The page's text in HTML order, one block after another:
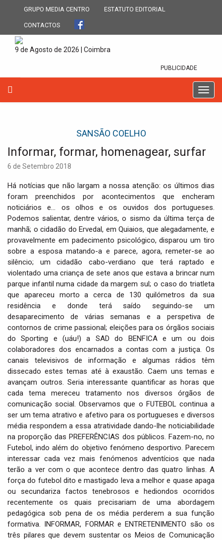
GRUPO MEDIA CENTRO ESTATUTO EDITORIAL
CONTACTOS
9 de Agosto de 2026 | Coimbra
PUBLICIDADE
T
o
n
i
g
a
i
o
SANSÃO COELHO
Informar, formar, homenagear, surfar
6 de Setembro 2018
Há notícias que não largam a nossa atenção: os últimos dias
foram preenchidos por acontecimentos que encheram
noticiários e… os olhos e os ouvidos dos portugueses.
Podemos salientar, dentre vários, o sismo da última terça de
manhã; o cidadão do Ervedal, em Quiaios, que alegadamente, e
provavelmente em padecimento psicológico, disparou um tiro
sobre a esposa matando-a e parece, agora, remeter-se ao
silêncio; um cidadão cabo-verdiano que terá raptado e
violentado uma criança de sete anos que estava a brincar num
parque infantil numa cidade da margem sul; o caso do triatleta
que apareceu morto a cerca de 130 quilómetros da sua
residência e donde terá saído seguindo-se um
desaparecimento de várias semanas e a perspetiva de
contornos de crime passional; eleições para os órgãos sociais
do Sporting e (uáu!) a SAD do BENFICA e um ou dois
colaboradores dos encarnados a contas com a justiça. Os
canais televisivos de informação e algumas rádios têm
dissecado estes temas até à exaustão. Caem uns temas e
avançam outros. Seria interessante quantificar as horas que
cada tema mereceu tratamento nos diversos órgãos de
comunicação social. Observamos que o FUTEBOL continua a
ser um tema atrativo e afetivo para os portugueses e diversos
média respondem a essa atratividade dando-lhe noticiabilidade
na proporção das PREFERÊNCIAS dos públicos. Fazem-no, no
Futebol, indo além do objetivo fenómeno desportivo. Parecem
interessar cada vez mais fenómenos adventícios que nada
terão a ver com o que acontece dentro das quatro linhas. A
força do futebol dito e mastigado leva a melhor e quase apaga
ou secundariza factos tenebrosos e hediondos ocorridos
recentemente os quais precisariam de uma abordagem
pedagógica sob pena de os média perderem a sua função
formativa. INFORMAR, FORMAR e ENTRETENIMENTO são os
três pilares que devem sustentar os Meios de Comunicação